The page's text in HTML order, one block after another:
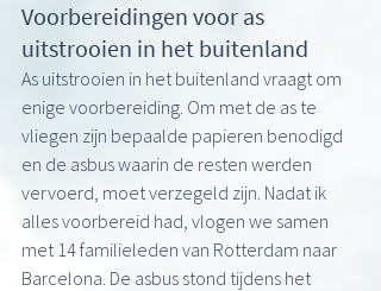
Voorbereidingen voor as
uitstrooien in het buitenland
As uitstrooien in het buitenland vraagt om
enige voorbereiding. Om met de as te
vliegen zijn bepaalde papieren benodigd
en de asbus waarin de resten werden
vervoerd, moet verzegeld zijn. Nadat ik
alles voorbereid had, vlogen we samen
met 14 familieleden van Rotterdam naar
Barcelona. De asbus stond tijdens het